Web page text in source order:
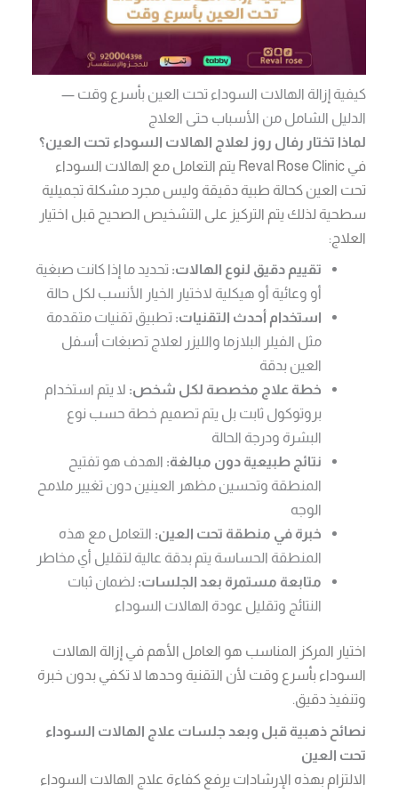
كيفية إزالة الهالات السوداء تحت العين بأسرع وقت —
الدليل الشامل من الأسباب حتى العلاج
لماذا تختار رفال روز لعلاج الهالات السوداء تحت العين؟
في Reval Rose Clinic يتم التعامل مع الهالات السوداء
تحت العين كحالة طبية دقيقة وليس مجرد مشكلة تجميلية
سطحية لذلك يتم التركيز على التشخيص الصحيح قبل اختيار
العلاج:
تقييم دقيق لنوع الهالات: تحديد ما إذا كانت صبغية
أو وعائية أو هيكلية لاختيار الخيار الأنسب لكل حالة
استخدام أحدث التقنيات: تطبيق تقنيات متقدمة
مثل الفيلر البلازما والليزر لعلاج تصبغات أسفل
العين بدقة
خطة علاج مخصصة لكل شخص: لا يتم استخدام
بروتوكول ثابت بل يتم تصميم خطة حسب نوع
البشرة ودرجة الحالة
نتائج طبيعية دون مبالغة: الهدف هو تفتيح
المنطقة وتحسين مظهر العينين دون تغيير ملامح
الوجه
خبرة في منطقة تحت العين: التعامل مع هذه
المنطقة الحساسة يتم بدقة عالية لتقليل أي مخاطر
متابعة مستمرة بعد الجلسات: لضمان ثبات
النتائج وتقليل عودة الهالات السوداء
اختيار المركز المناسب هو العامل الأهم في إزالة الهالات
السوداء بأسرع وقت لأن التقنية وحدها لا تكفي بدون خبرة
وتنفيذ دقيق.
نصائح ذهبية قبل وبعد جلسات علاج الهالات السوداء
تحت العين
الالتزام بهذه الإرشادات يرفع كفاءة علاج الهالات السوداء